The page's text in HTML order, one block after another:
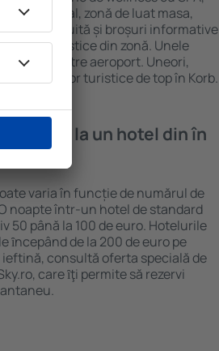
comercial, zonă de luat masa,
gratuită și broșuri informative
turistice din zonă. Unele
de la și către aeroport. Uneori,
obiectivelor turistice de top în Korb.
cazare la un hotel din în
varia în funcție de numărul de
noapte într-un hotel de standard
50 până la 100 de euro. Hotelurile
ȋncepând de la 200 de euro pe
consultă oferta specială de
care ȋţi permite să rezervi